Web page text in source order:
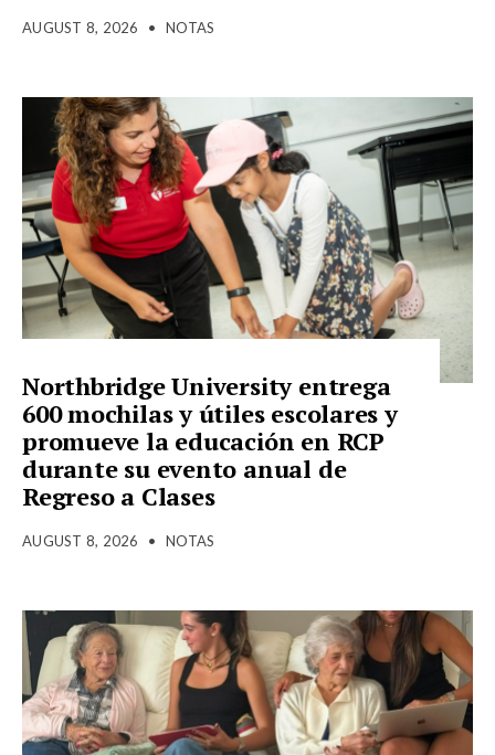
AUGUST 8, 2026 • NOTAS
Northbridge University entrega
600 mochilas y útiles escolares y
promueve la educación en RCP
durante su evento anual de
Regreso a Clases
AUGUST 8, 2026 • NOTAS